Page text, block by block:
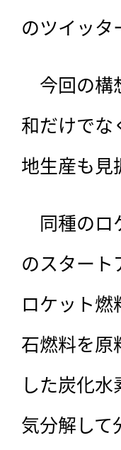
のツイッタ
今回の構
和だけでな
地生産も見
同種のロ
のスター
ロケット
石燃料を原
した炭化
気分解して